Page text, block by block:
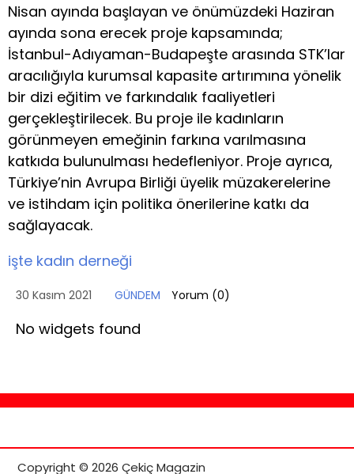
Nisan ayında başlayan ve önümüzdeki Haziran
ayında sona erecek proje kapsamında;
İstanbul-Adıyaman-Budapeşte arasında STK’lar
aracılığıyla kurumsal kapasite artırımına yönelik
bir dizi eğitim ve farkındalık faaliyetleri
gerçekleştirilecek. Bu proje ile kadınların
görünmeyen emeğinin farkına varılmasına
katkıda bulunulması hedefleniyor. Proje ayrıca,
Türkiye’nin Avrupa Birliği üyelik müzakerelerine
ve istihdam için politika önerilerine katkı da
sağlayacak.
işte kadın derneği
30 Kasım 2021 GÜNDEM Yorum (0)
No widgets found
Copyright © 2026 Çekiç Magazin